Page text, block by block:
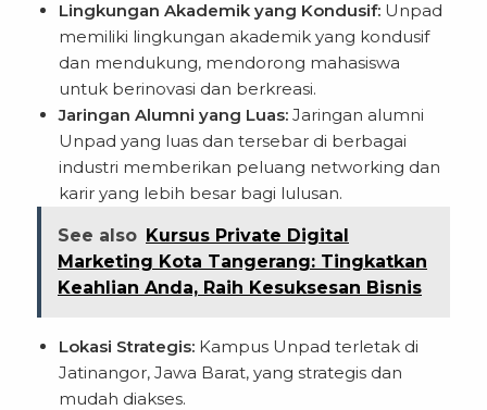
Lingkungan Akademik yang Kondusif: Unpad
memiliki lingkungan akademik yang kondusif
dan mendukung, mendorong mahasiswa
untuk berinovasi dan berkreasi.
Jaringan Alumni yang Luas: Jaringan alumni
Unpad yang luas dan tersebar di berbagai
industri memberikan peluang networking dan
karir yang lebih besar bagi lulusan.
See also Kursus Private Digital
Marketing Kota Tangerang: Tingkatkan
Keahlian Anda, Raih Kesuksesan Bisnis
Lokasi Strategis: Kampus Unpad terletak di
Jatinangor, Jawa Barat, yang strategis dan
mudah diakses.